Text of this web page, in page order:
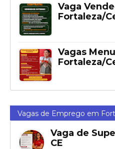
Vaga
Fortaleza/
Vagas
Fortaleza/
Vagas de Emprego em
Vaga de
CE